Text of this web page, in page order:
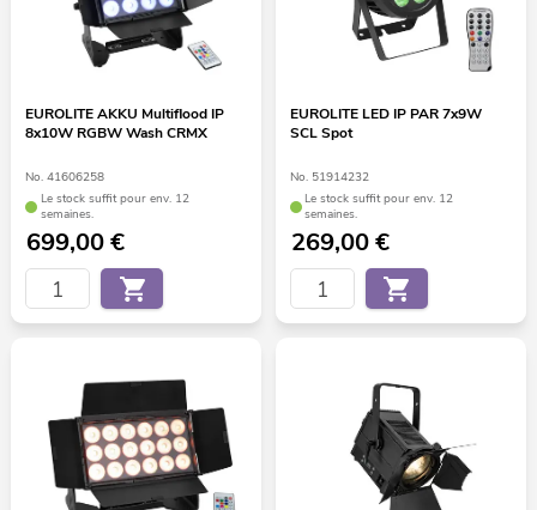
EUROLITE AKKU Multiflood IP
8x10W RGBW Wash CRMX
No. 41606258
Le stock suffit pour env. 12
semaines.
699,00€
EUROLITE LED IP PAR 7x9W
SCL Spot
No. 51914232
Le stock suffit pour env. 12
semaines.
269,00€